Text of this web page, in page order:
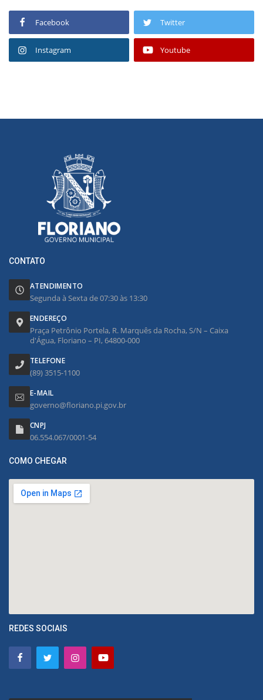
Facebook Twitter
Instagram Youtube
CONTATO
ATENDIMENTO
Segunda à Sexta de 07:30 às 13:30
ENDEREÇO
Praça Petrônio Portela, R. Marquês da Rocha, S/N – Caixa
d'Água, Floriano – PI, 64800-000
TELEFONE
(89) 3515-1100
E-MAIL
governo@floriano.pi.gov.br
CNPJ
06.554.067/0001-54
COMO CHEGAR
REDES SOCIAIS